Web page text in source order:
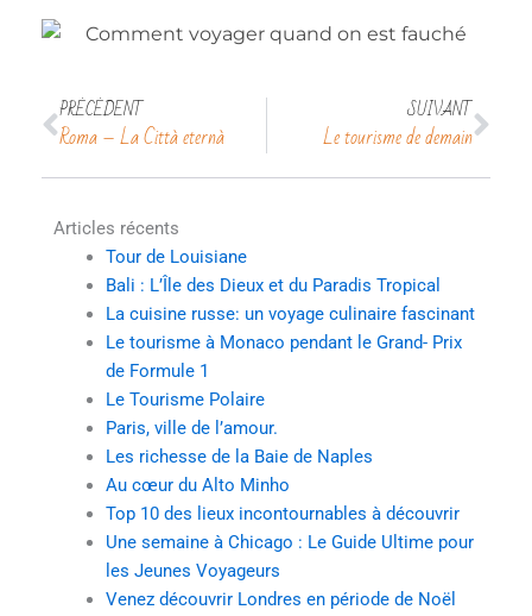
Précédent
PRÉCÉDENT
Roma – La Città eternà
SUIVANT
Le tourisme de demain
Articles récents
Tour de Louisiane
Bali : L’Île des Dieux et du Paradis Tropical
La cuisine russe: un voyage culinaire fascinant
Le tourisme à Monaco pendant le Grand- Prix
de Formule 1
Le Tourisme Polaire
Paris, ville de l’amour.
Les richesse de la Baie de Naples
Au cœur du Alto Minho
Top 10 des lieux incontournables à découvrir
Une semaine à Chicago : Le Guide Ultime pour
les Jeunes Voyageurs
Venez découvrir Londres en période de Noël